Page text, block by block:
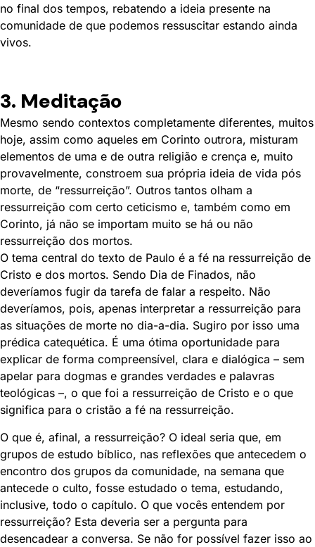
no final dos tempos, rebatendo a ideia presente na
comunidade de que podemos ressuscitar estando ainda
vivos.
3. Meditação
Mesmo sendo contextos completamente diferentes, muitos
hoje, assim como aqueles em Corinto outrora, misturam
elementos de uma e de outra religião e crença e, muito
provavelmente, constroem sua própria ideia de vida pós
morte, de “ressurreição”. Outros tantos olham a
ressurreição com certo ceticismo e, também como em
Corinto, já não se importam muito se há ou não
ressurreição dos mortos.
O tema central do texto de Paulo é a fé na ressurreição de
Cristo e dos mortos. Sendo Dia de Finados, não
deveríamos fugir da tarefa de falar a respeito. Não
deveríamos, pois, apenas interpretar a ressurreição para
as situações de morte no dia-a-dia. Sugiro por isso uma
prédica catequética. É uma ótima oportunidade para
explicar de forma compreensível, clara e dialógica – sem
apelar para dogmas e grandes verdades e palavras
teológicas –, o que foi a ressurreição de Cristo e o que
significa para o cristão a fé na ressurreição.
O que é, afinal, a ressurreição? O ideal seria que, em
grupos de estudo bíblico, nas reflexões que antecedem o
encontro dos grupos da comunidade, na semana que
antecede o culto, fosse estudado o tema, estudando,
inclusive, todo o capítulo. O que vocês entendem por
ressurreição? Esta deveria ser a pergunta para
desencadear a conversa. Se não for possível fazer isso ao